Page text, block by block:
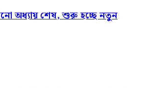
অধ্যায় শেষ, শুরু হচ্ছে নতুন